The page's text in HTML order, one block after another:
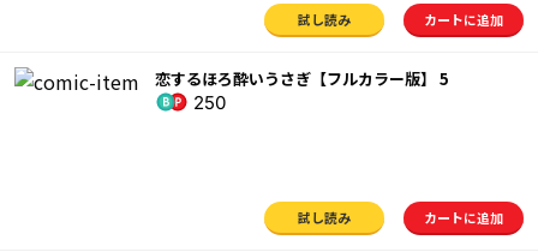
試し読み カートに追加
恋するほろ酔いうさぎ【フルカラー版】 5
250
試し読み カートに追加